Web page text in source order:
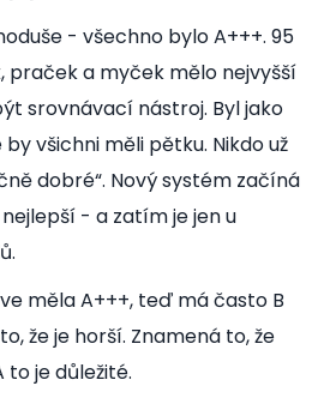
- všechno bylo A+++. 95
praček a myček mělo nejvyšší
srovnávací nástroj. Byl jako
všichni měli pětku. Nikdo už
dobré“. Nový systém začíná
- a zatím je jen u
měla A+++, teď má často B
že je horší. Znamená to, že
to je důležité.